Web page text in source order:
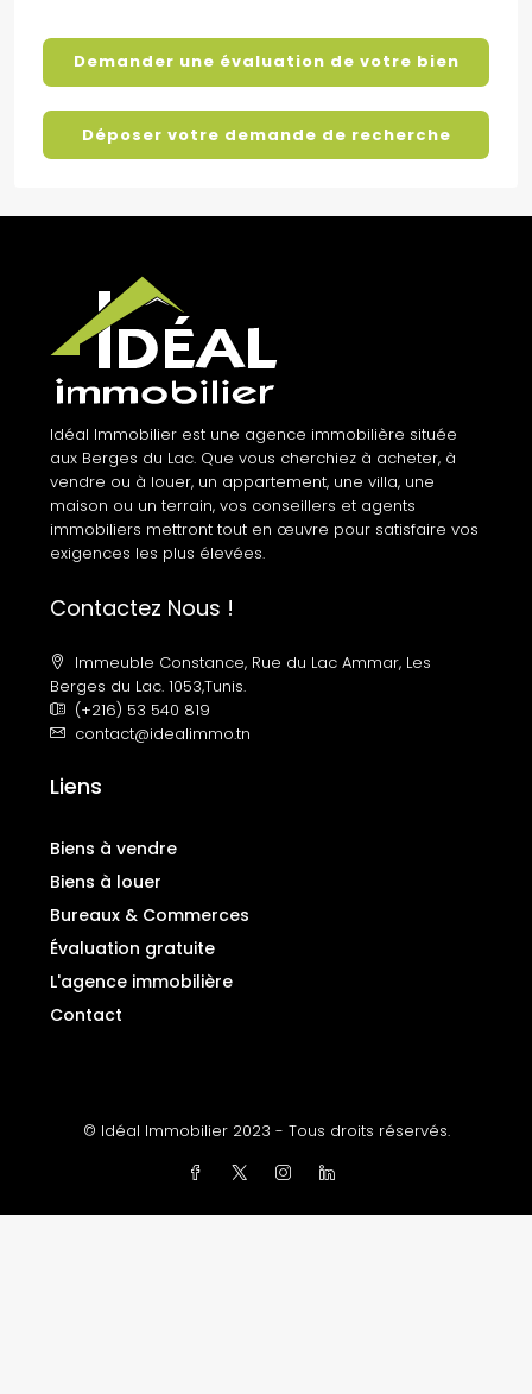
Demander une évaluation de votre bien
Déposer votre demande de recherche
Idéal Immobilier est une agence immobilière située
aux Berges du Lac. Que vous cherchiez à acheter, à
vendre ou à louer, un appartement, une villa, une
maison ou un terrain, vos conseillers et agents
immobiliers mettront tout en œuvre pour satisfaire vos
exigences les plus élevées.
Contactez Nous !
Immeuble Constance, Rue du Lac Ammar, Les
Berges du Lac. 1053,Tunis.
(+216) 53 540 819
contact@idealimmo.tn
Liens
Biens à vendre
Biens à louer
Bureaux & Commerces
Évaluation gratuite
L'agence immobilière
Contact
© Idéal Immobilier 2023 - Tous droits réservés.